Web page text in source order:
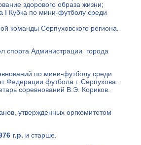
здорового образа жизни;
I Кубка по мини-футболу среди
команды Cерпуховского региона.
спорта Администрации города
по мини-футболу среди
Федерации футбола г. Серпухова.
соревнований В.Э. Кориков.
утвержденных оргкомитетом
г.р. и старше.